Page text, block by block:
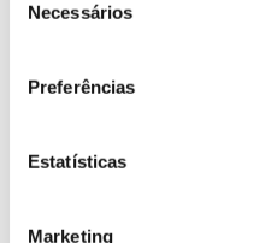
Necessários
Preferências
Estatísticas
Marketing
relacionada com o
abaixo) e, especialmente,
destruidora, pois, se até
flagelados por um
10 mil hectares, 2003 viu